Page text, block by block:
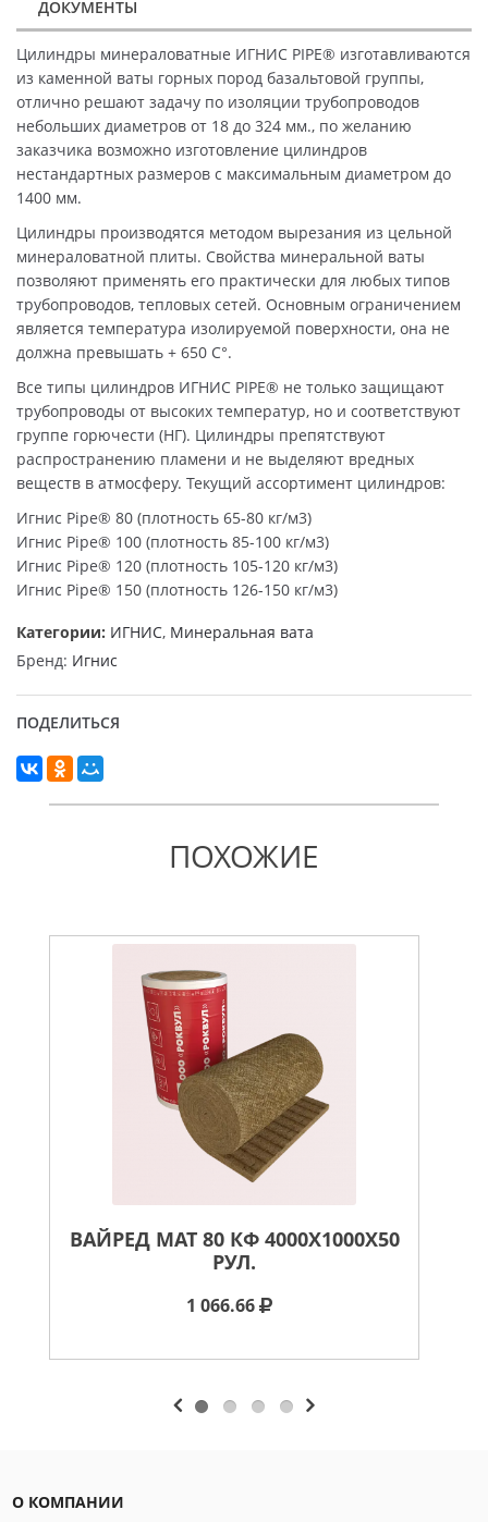
ДОКУМЕНТЫ
Цилиндры минераловатные ИГНИС PIPE® изготавливаются
из каменной ваты горных пород базальтовой группы,
отлично решают задачу по изоляции трубопроводов
небольших диаметров от 18 до 324 мм., по желанию
заказчика возможно изготовление цилиндров
нестандартных размеров с максимальным диаметром до
1400 мм.
Цилиндры производятся методом вырезания из цельной
минераловатной плиты. Свойства минеральной ваты
позволяют применять его практически для любых типов
трубопроводов, тепловых сетей. Основным ограничением
является температура изолируемой поверхности, она не
должна превышать + 650 C°.
Все типы цилиндров ИГНИС PIPE® не только защищают
трубопроводы от высоких температур, но и соответствуют
группе горючести (НГ). Цилиндры препятствуют
распространению пламени и не выделяют вредных
веществ в атмосферу. Текущий ассортимент цилиндров:
Игнис Pipe® 80 (плотность 65-80 кг/м3)
Игнис Pipe® 100 (плотность 85-100 кг/м3)
Игнис Pipe® 120 (плотность 105-120 кг/м3)
Игнис Pipe® 150 (плотность 126-150 кг/м3)
Категории: ИГНИС, Минеральная вата
Бренд: Игнис
ПОДЕЛИТЬСЯ
ПОХОЖИЕ
ВАЙРЕД МАТ 80 КФ 4000X1000X50
РУЛ.
1 066.66
О КОМПАНИИ